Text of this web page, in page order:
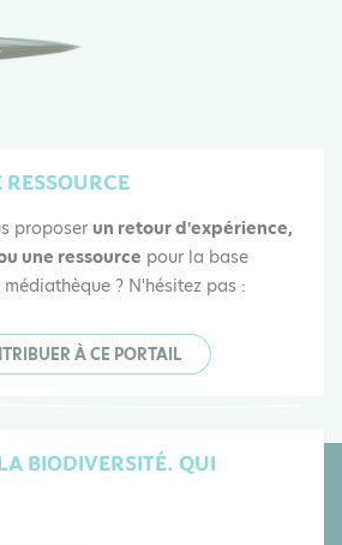
proposer un retour d'expérience,
une ressource pour la base
? N'hésitez pas :
À CE PORTAIL
BIODIVERSITÉ. QUI